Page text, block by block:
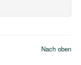
Nach oben